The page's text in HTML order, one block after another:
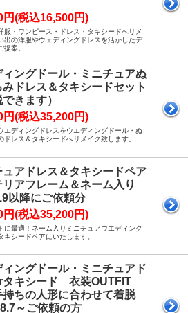
円(税込16,500円)
服・ワンピース・ドレス・タキシードへリメ
の洋服やウェディングドレスを活かしたデ
提案。
ィングドール・ミニチュアぬ
みドレス＆タキシードセット
できます）
円(税込35,200円)
エディングドレスをウエディングドール・ぬ
ドレス＆タキシードへリメイク致します。
ュアドレス＆タキシードペア
リアフレーム＆ネーム入り
以降にご依頼分
円(税込35,200円)
に最適！ネーム入りミニチュアウエディング
キシードペアにいたします。
ィングドール・ミニチュアド
タキシード 衣装OUTFIT
持ちの人形に合わせて着脱
～ご依頼の方